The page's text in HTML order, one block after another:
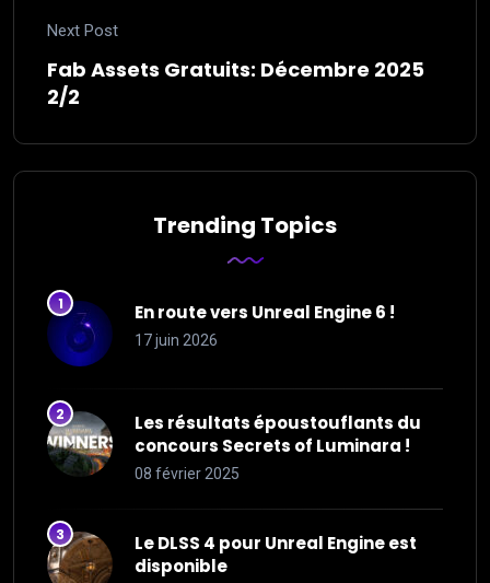
Next Post
Fab Assets Gratuits: Décembre 2025
2/2
Trending Topics
En route vers Unreal Engine 6 !
17 juin 2026
Les résultats époustouflants du
concours Secrets of Luminara !
08 février 2025
Le DLSS 4 pour Unreal Engine est
disponible